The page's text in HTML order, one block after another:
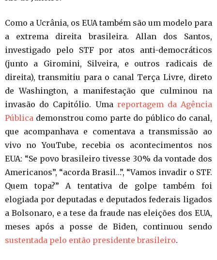
Como a Ucrânia, os EUA também são um modelo para
a extrema direita brasileira. Allan dos Santos,
investigado pelo STF por atos anti-democráticos
(junto a Giromini, Silveira, e outros radicais de
direita), transmitiu para o canal Terça Livre, direto
de Washington, a manifestação que culminou na
invasão do Capitólio. Uma reportagem da Agência
Pública demonstrou como parte do público do canal,
que acompanhava e comentava a transmissão ao
vivo no YouTube, recebia os acontecimentos nos
EUA: “Se povo brasileiro tivesse 30% da vontade dos
Americanos”, “acorda Brasil…”, “Vamos invadir o STF.
Quem topa?” A tentativa de golpe também foi
elogiada por deputadas e deputados federais ligados
a Bolsonaro, e a tese da fraude nas eleições dos EUA,
meses após a posse de Biden, continuou sendo
sustentada pelo então presidente brasileiro.